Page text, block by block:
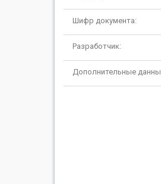
Шифр документа:
Разработчик:
Дополнительные